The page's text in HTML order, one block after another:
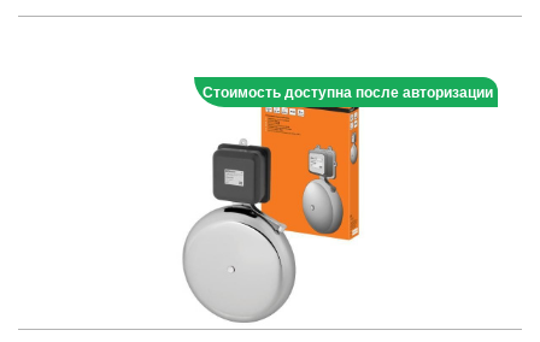
Стоимость доступна после авторизации